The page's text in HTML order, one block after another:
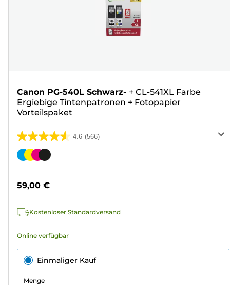
Canon PG-540L Schwarz- + CL-541XL Farbe
Ergiebige Tintenpatronen + Fotopapier
Vorteilspaket
4.6 (566)
4.6
von
566
Farbpatrone
59,00 €
Kostenloser Standardversand
Online verfügbar
Einmaliger Kauf
Menge